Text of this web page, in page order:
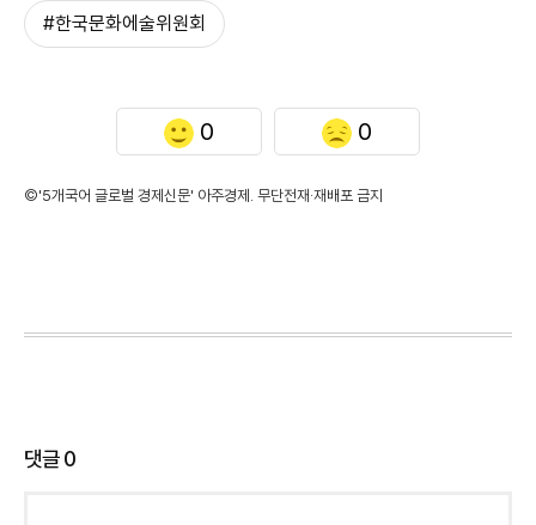
#한국문화에술위원회
0 0
©'5개국어 글로벌 경제신문' 아주경제. 무단전재·재배포 금지
댓글0